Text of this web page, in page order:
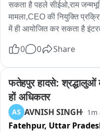
सकता है पहले सीईओ,राम
मामला,CEO की नियुक्ति
में ही आयोजित कर सकता है
देश भर से 5400 लोगों ने किया
राम मंदिर परिसर में होगा इंटरव्यू
इंटरव्यू के लिए गठित है तीन
0 0 Share
फतेहपुर हादसे:
हों अधिकतर
AS AVNISH SINGH 1m
Fatehpur, Uttar